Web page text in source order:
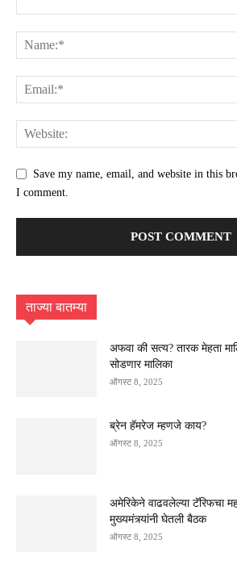
Save my name, email, and website in this
I comment.
ताज्या बातम्या
अफवा की सत्य? तारक मेहता
सोडणार मालिका
ऑगस्ट 8, 2025
ब्रेन हॅमरेज म्हणजे काय?
ऑगस्ट 8, 2025
अमेरिकेने वाढवलेल्या टॅरिफचा
मुख्यमंत्र्यांनी घेतली बैठक
ऑगस्ट 8, 2025